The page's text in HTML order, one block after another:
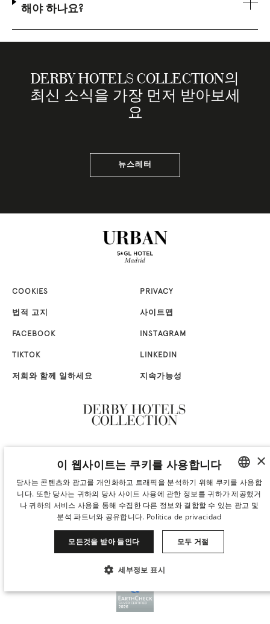
해야 하나요?
DERBY HOTELS COLLECTION의
최신 소식을 가장 먼저 받아보세
요
뉴스레터
COOKIES PRIVACY
법적 고지 사이트맵
FACEBOOK INSTAGRAM
TIKTOK LINKEDIN
저희와 함께 일하세요 지속가능성
SPANISH
ENGLISH
GERMAN
ITALIAN
×
이 웹사이트는 쿠키를 사용합니다
당사는 콘텐츠와 광고를 개인화하고 트래픽을 분석하기 위해 쿠키를 사용합
니다. 또한 당사는 귀하의 당사 사이트 사용에 관한 정보를 귀하가 제공했거
나 귀하의 서비스 사용을 통해 수집한 다른 정보와 결합할 수 있는 광고 및
분석 파트너와 공유합니다. Política de privacidad
모든것을 받아 들인다 모두 거절
세부정보 표시
꼭 필요한 성능 타겟팅 기능성